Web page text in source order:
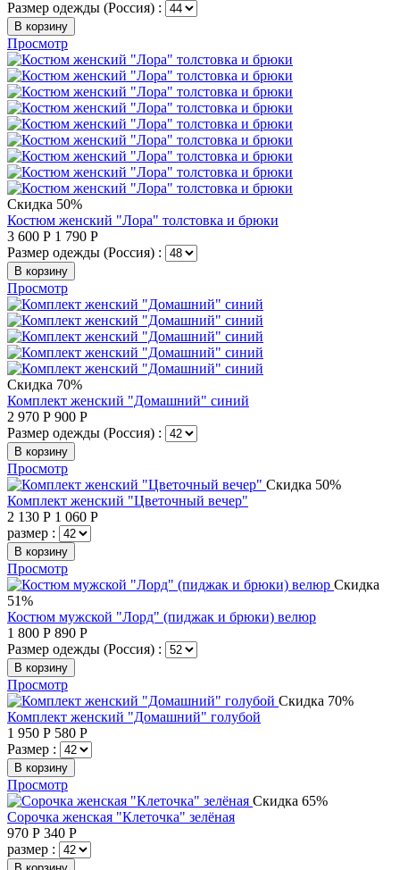
Размер одежды (Россия) :
В корзину
Просмотр
Скидка 50%
Костюм женский "Лора" толстовка и брюки
3 600 Р 1 790 Р
Размер одежды (Россия) :
В корзину
Просмотр
Скидка 70%
Комплект женский "Домашний" синий
2 970 Р 900 Р
Размер одежды (Россия) :
В корзину
Просмотр
Скидка 50%
Комплект женский "Цветочный вечер"
2 130 Р 1 060 Р
размер :
В корзину
Просмотр
Скидка
51%
Костюм мужской "Лорд" (пиджак и брюки) велюр
1 800 Р 890 Р
Размер одежды (Россия) :
В корзину
Просмотр
Скидка 70%
Комплект женский "Домашний" голубой
1 950 Р 580 Р
Размер :
В корзину
Просмотр
Скидка 65%
Сорочка женская "Клеточка" зелёная
970 Р 340 Р
размер :